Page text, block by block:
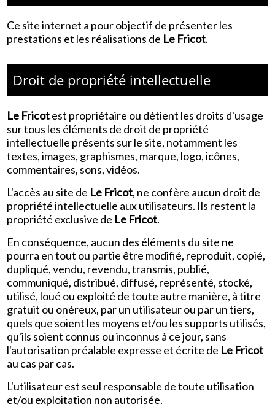
Ce site internet a pour objectif de présenter les
prestations et les réalisations de Le Fricot.
Droit de propriété intellectuelle
Le Fricotest propriétaire ou détient les droits d'usage
sur tous les éléments de droit de propriété
intellectuelle présents sur le site, notamment les
textes, images, graphismes, marque, logo, icônes,
commentaires, sons, vidéos.
L'accès au site de Le Fricot, ne confère aucun droit de
propriété intellectuelle aux utilisateurs. Ils restent la
propriété exclusive de Le Fricot.
En conséquence, aucun des éléments du site ne
pourra en tout ou partie être modifié, reproduit, copié,
dupliqué, vendu, revendu, transmis, publié,
communiqué, distribué, diffusé, représenté, stocké,
utilisé, loué ou exploité de toute autre manière, à titre
gratuit ou onéreux, par un utilisateur ou par un tiers,
quels que soient les moyens et/ou les supports utilisés,
qu'ils soient connus ou inconnus à ce jour, sans
l'autorisation préalable expresse et écrite de Le Fricot
au cas par cas.
L'utilisateur est seul responsable de toute utilisation
et/ou exploitation non autorisée.